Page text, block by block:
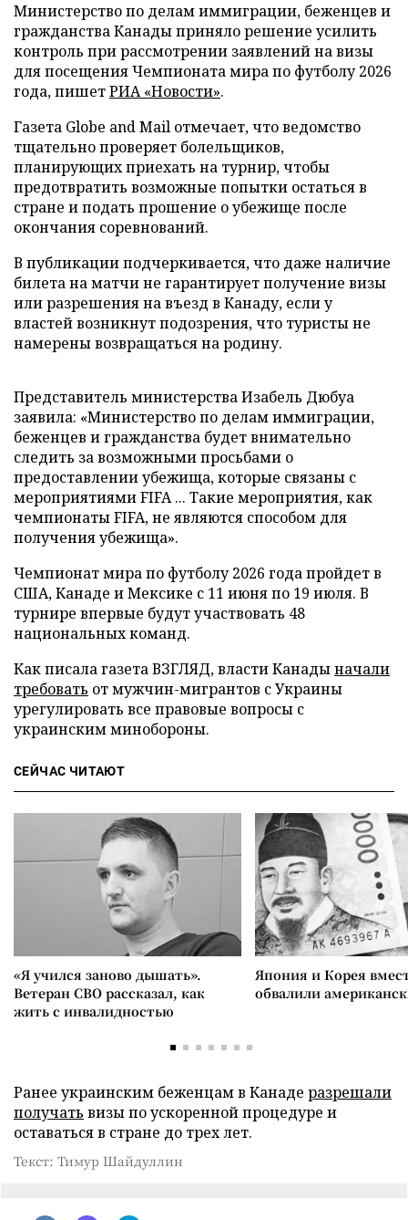
Министерство по делам иммиграции, беженцев и
гражданства Канады приняло решение усилить
контроль при рассмотрении заявлений на визы
для посещения Чемпионата мира по футболу 2026
года, пишетРИА «Новости».
Газета Globe and Mail отмечает, что ведомство
тщательно проверяет болельщиков,
планирующих приехать на турнир, чтобы
предотвратить возможные попытки остаться в
стране и подать прошение о убежище после
окончания соревнований.
В публикации подчеркивается, что даже наличие
билета на матчи не гарантирует получение визы
или разрешения на въезд в Канаду, если у
властей возникнут подозрения, что туристы не
намерены возвращаться на родину.
Представитель министерства Изабель Дюбуа
заявила: «Министерство по делам иммиграции,
беженцев и гражданства будет внимательно
следить за возможными просьбами о
предоставлении убежища, которые связаны с
мероприятиями FIFA ... Такие мероприятия, как
чемпионаты FIFA, не являются способом для
получения убежища».
Чемпионат мира по футболу 2026 года пройдет в
США, Канаде и Мексике с 11 июня по 19 июля. В
турнире впервые будут участвовать 48
национальных команд.
Как писала газета ВЗГЛЯД, власти Канадыначали
требовать от мужчин-мигрантов с Украины
урегулировать все правовые вопросы с
украинским минобороны.
СЕЙЧАС ЧИТАЮТ
«Я учился заново дышать».
Ветеран СВО рассказал, как
жить с инвалидностью
Япония и Корея
обвалили
Ранее украинским беженцам в Канаде разрешали
получать визы по ускоренной процедуре и
оставаться в стране до трех лет.
Текст: Тимур Шайдуллин